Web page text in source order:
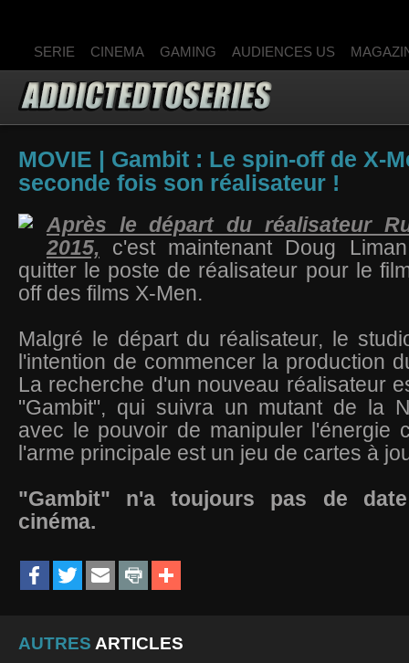
SERIE CINEMA GAMING AUDIENCES US
MOVIE | Gambit : Le spin-off de X-
seconde fois son réalisateur !
Après le départ du réalisateur
2015, c'est maintenant Doug
quitter le poste de réalisateur pour le
off des films X-Men.
Malgré le départ du réalisateur, le
l'intention de commencer la production
La recherche d'un nouveau réalisateur
"Gambit", qui suivra un mutant de la
avec le pouvoir de manipuler l'énergie
l'arme principale est un jeu de cartes à
"Gambit" n'a toujours pas de
cinéma.
AUTRES ARTICLES